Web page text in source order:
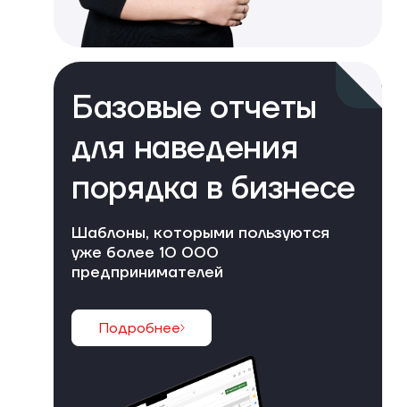
Базовые отчеты
для наведения
порядка в бизнесе
Шаблоны, которыми пользуются
уже более 10 000
предпринимателей
Подробнее